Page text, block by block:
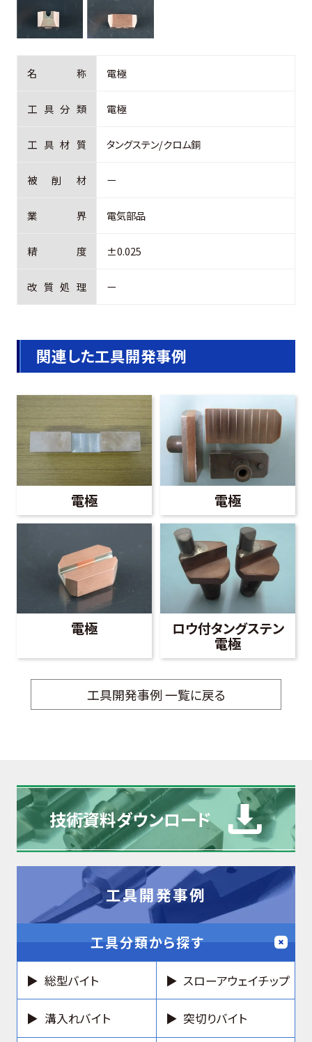
お問合せはこちら
名 称 電極
工 具 分 類 電極
工 具 材 質 タングステン/クロム銅
被 削 材 ー
業 界 電気部品
精 度 ±0.025
改 質 処 理 ー
関連した工具開発事例
電極 電極
電極 ロウ付タングステン
電極
工具開発事例 一覧に戻る
技術資料ダウンロード
工具開発事例
工具分類から探す
総型バイト スローアウェイチップ
溝入れバイト 突切りバイト